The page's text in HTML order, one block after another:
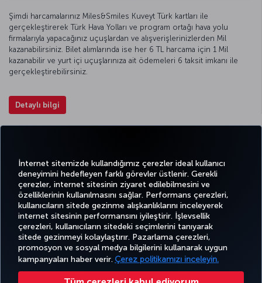
İnternet sitemizde kullandığımız çerezler ideal kullanıcı
deneyimini hedefleyen farklı görevler üstlenir. Gerekli
çerezler, internet sitesinin ziyaret edilebilmesini ve
özelliklerinin kullanılmasını sağlar. Performans çerezleri,
kullanıcıların sitede gezinme alışkanlıklarını inceleyerek
internet sitesinin performansını iyileştirir. İşlevsellik
çerezleri, kullanıcıların sitedeki seçimlerini tanıyarak
sitede gezinmeyi kolaylaştırır. Pazarlama çerezleri,
promosyon ve sosyal medya bilgilerini kullanarak uygun
kampanyaları haber verir. Çerez politikamızı inceleyin.
Şimdi harcamalarınız Miles&Smiles Kuveyt Türk kartları ile
gerçekleştirerek Türk Hava Yolları ve program ortağı hava yolu
firmalarıyla yapacağınız uçuşlardan ve alışverişlerinizlerden Mil
kazanabilirsiniz. Bilet alımlarında ise her 6 TL harcama için 1 Mil
kazanabilir ve yurt içi uçuşlarınıza ait ödemeleri 6 taksit imkanı ile
gerçekleştirebilirsiniz.
Detaylı bilgi
elinizde
TwitterFacebook
Instagram
YoutubeLinkedIn
TiktokBlogPinterest
BİLET
AL VE
YÖNET
DENEYİM
FIRSATLAR
VE UÇUŞ
NOKTALARI
YARDIM MILES&SMILES